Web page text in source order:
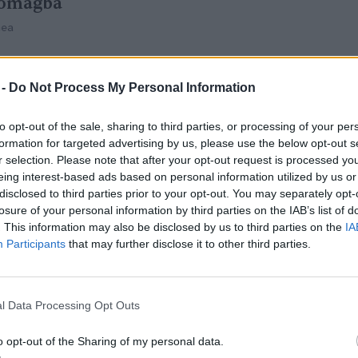
Do Not Process My Personal Information
opt-out of the sale, sharing to third parties, or processing of your
for targeted advertising by us, please use the below opt-out
selection. Please note that after your opt-out request is processed
interest-based ads based on personal information utilized by us
to third parties prior to your opt-out. You may separately
of your personal information by third parties on the IAB’s list of
This information may also be disclosed by us to third parties on the
Participants that may further disclose it to other third parties.
Data Processing Opt Outs
opt-out of the Sharing of my personal data.
ünnepibb változata ez a rénszarvasos